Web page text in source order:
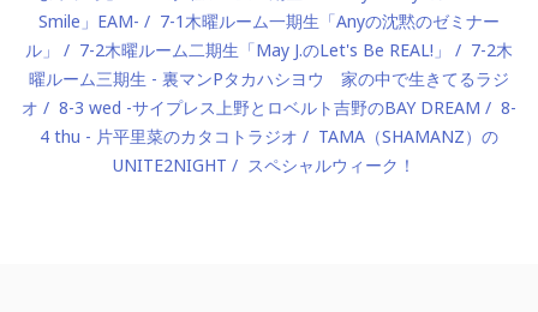
Smile」EAM-
7-1木曜ルーム一期生「Anyの沈黙のゼミナー
ル」
7-2木曜ルーム二期生「May J.のLet's Be REAL!」
7-2木
曜ルーム三期生 - 裏マンPタカハシヨウ 家の中で生きてるラジ
オ
8-3 wed -サイプレス上野とロベルト吉野のBAY DREAM
8-
4 thu - 片平里菜のカタコトラジオ
TAMA（SHAMANZ）の
UNITE2NIGHT
スペシャルウィーク！